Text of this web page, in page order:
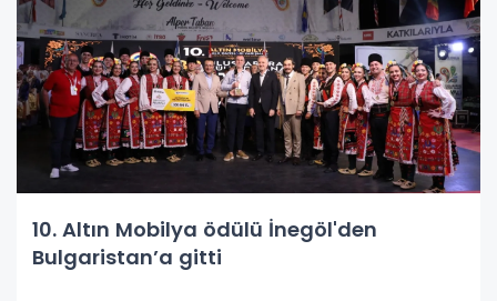
10. Altın Mobilya ödülü İnegöl'den
Bulgaristan’a gitti